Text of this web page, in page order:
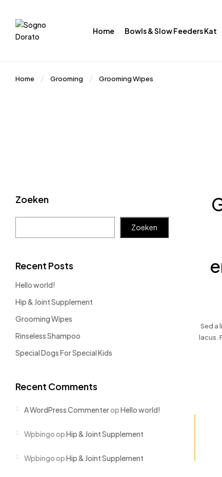
Home Bowls & Slow Feeders Kat
Home Grooming Grooming Wipes
Zoeken
Zoeken
Recent Posts
Hello world!
Hip & Joint Supplement
Grooming Wipes
Rinseless Shampoo
Special Dogs For Special Kids
Recent Comments
A WordPress CommenteropHello world!
WpbingoopHip & Joint Supplement
WpbingoopHip & Joint Supplement
Sed a
lacus.